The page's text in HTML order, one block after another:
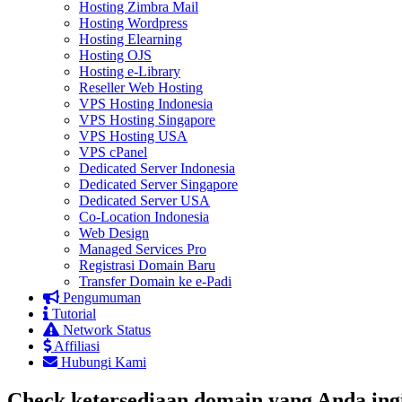
Hosting Zimbra Mail
Hosting Wordpress
Hosting Elearning
Hosting OJS
Hosting e-Library
Reseller Web Hosting
VPS Hosting Indonesia
VPS Hosting Singapore
VPS Hosting USA
VPS cPanel
Dedicated Server Indonesia
Dedicated Server Singapore
Dedicated Server USA
Co-Location Indonesia
Web Design
Managed Services Pro
Registrasi Domain Baru
Transfer Domain ke e-Padi
Pengumuman
Tutorial
Network Status
Affiliasi
Hubungi Kami